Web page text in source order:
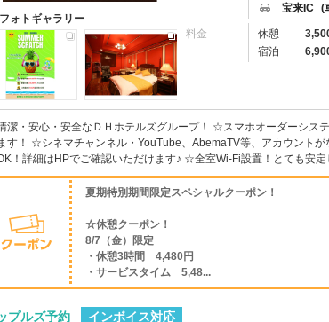
フォトギャラリー
宝来IC (
料金 休憩
宿泊
潔・安心・安全なＤＨホテルズグループ！ ☆スマホオーダーシス
す！ ☆シネマチャンネル・YouTube、AbemaTV等、アカウント
！詳細はHPでご確認いただけます♪ ☆全室Wi-Fi設置！とても安
夏期特別期間限定スペシャルクーポン！
☆休憩クーポン！
8/7（金）限定
・休憩3時間 4,480円
・サービスタイム 5,48...
プルズ予約
インボイス対応